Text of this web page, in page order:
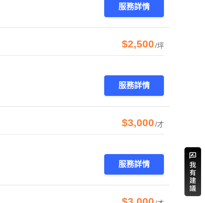
服務詳情
$2,500/坪
服務詳情
$3,000/才
服務詳情